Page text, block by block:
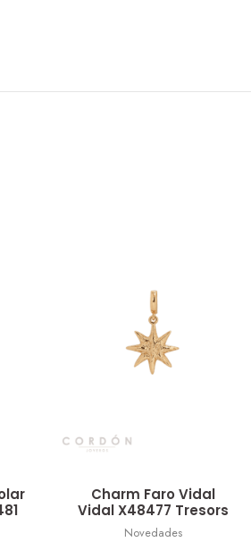
Charm Faro Vidal
Vidal X48477 Tresors
Novedades